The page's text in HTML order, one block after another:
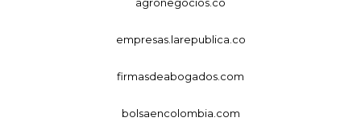
empresas.larepublica.co
firmasdeabogados.com
bolsaencolombia.com